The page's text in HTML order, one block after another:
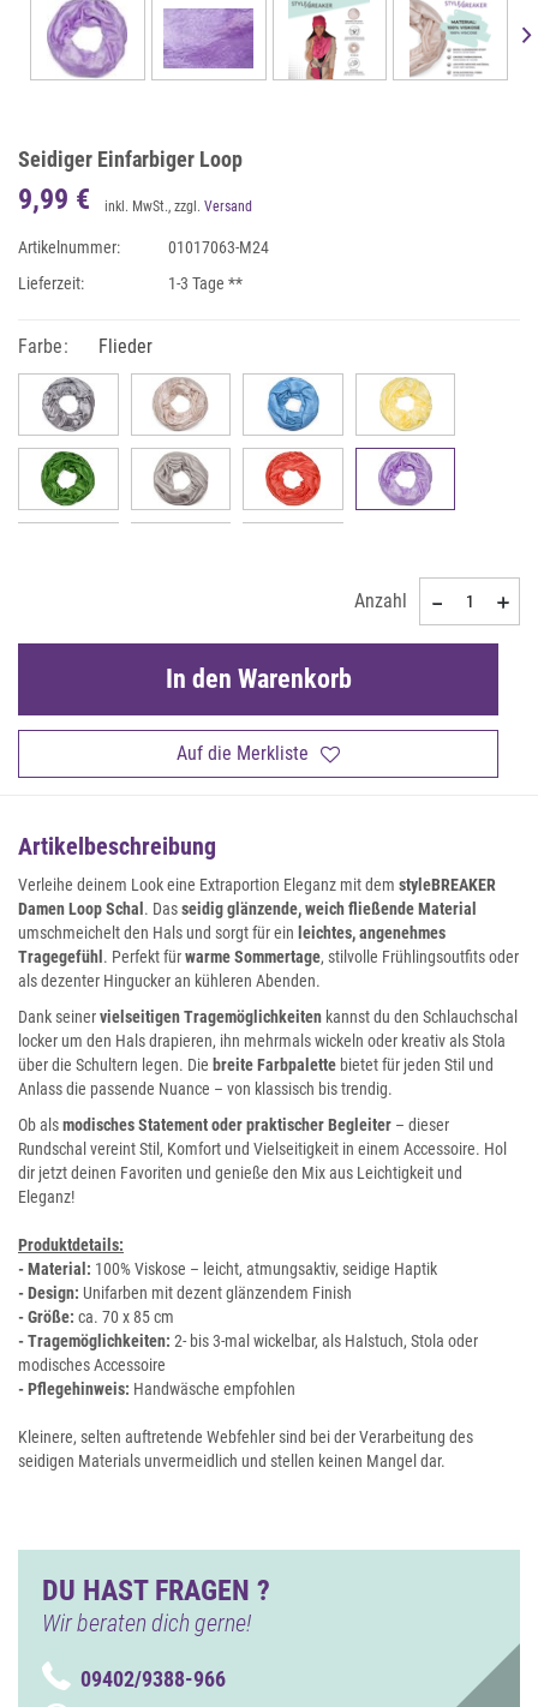
Seidiger Einfarbiger Loop
9,99 € inkl. MwSt., zzgl. Versand
Artikelnummer:
01017063-M24
Lieferzeit:
1-3 Tage **
Farbe: Flieder
Anzahl
Auf die Merkliste
In den Warenkorb
Artikelbeschreibung
Verleihe deinem Look eine Extraportion Eleganz mit dem styleBREAKER
Damen Loop Schal . Dasseidig glänzende, weich fließende Material
umschmeichelt den Hals und sorgt für ein leichtes, angenehmes
Tragegefühl . Perfekt fürwarme Sommertage, stilvolle Frühlingsoutfits oder
als dezenter Hingucker an kühleren Abenden.
Dank seinervielseitigen Tragemöglichkeiten kannst du den Schlauchschal
locker um den Hals drapieren, ihn mehrmals wickeln oder kreativ als Stola
über die Schultern legen. Die breite Farbpalette bietet für jeden Stil und
Anlass die passende Nuance – von klassisch bis trendig.
Ob alsmodisches Statement oder praktischer Begleiter – dieser
Rundschal vereint Stil, Komfort und Vielseitigkeit in einem Accessoire. Hol
dir jetzt deinen Favoriten und genieße den Mix aus Leichtigkeit und
Eleganz!
Produktdetails:
- Material: 100% Viskose – leicht, atmungsaktiv, seidige Haptik
- Design: Unifarben mit dezent glänzendem Finish
- Größe: ca. 70 x 85 cm
- Tragemöglichkeiten: 2- bis 3-mal wickelbar, als Halstuch, Stola oder
modisches Accessoire
- Pflegehinweis: Handwäsche empfohlen
Kleinere, selten auftretende Webfehler sind bei der Verarbeitung des
seidigen Materials unvermeidlich und stellen keinen Mangel dar.
DU HAST FRAGEN ?
Wir beraten dich gerne!
09402/9388-966